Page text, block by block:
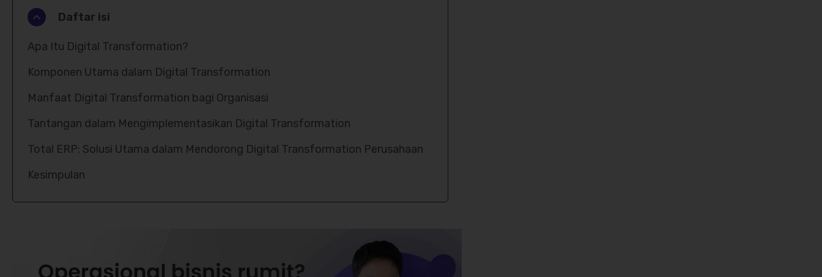
Daftar isi
Apa Itu Digital Transformation?
Komponen Utama dalam Digital Transformation
Manfaat Digital Transformation bagi Organisasi
Tantangan dalam Mengimplementasikan Digital Transformation
Total ERP: Solusi Utama dalam Mendorong Digital Transformation Perusahaan
Kesimpulan